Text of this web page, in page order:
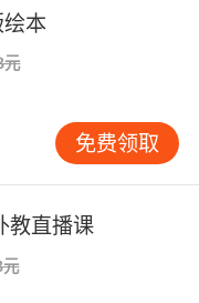
defenceless
吸引了大批捕猎
本
元
免费领取
教直播课